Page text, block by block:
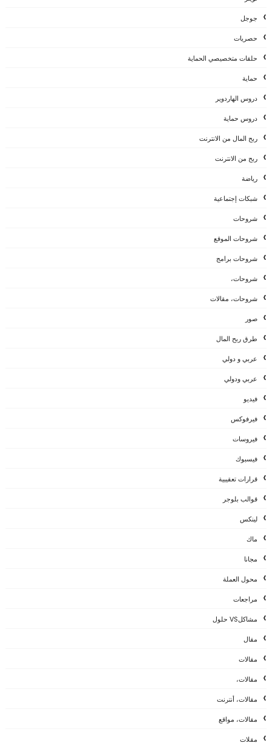
جوجل
حصريات
حلقات متخصيصي الحماية
حماية
دروس الهاردوير
دروس حماية
ربح المال من الانترنت
ربح من الانترنت
رياضة
شبكات إجتماعية
شروحات
شروحات الموقع
شروحات برامج
شروحات،
شروحات، مقالات
صور
طرق ربح المال
عربي و دولي
عربي ودولي
فيديو
فيرفوكس
فيروسات
فيسبوك
قرارات تعقيبية
قوالب بلوجر
لينكس
ماك
مجانا
محول العملة
مراجعات
مشاكلVS حلول
مقال
مقالات
مقالات،
مقالات، أنترنت
مقالات، مواقع
مقلات